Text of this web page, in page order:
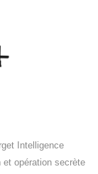
Intelligence
et opération secrète